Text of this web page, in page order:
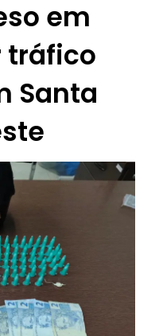
em
tráfico
Santa